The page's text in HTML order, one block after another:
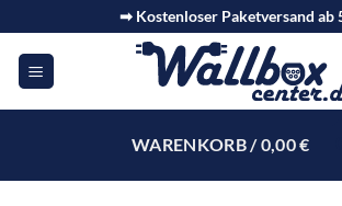
➡ Kostenloser Paketversand ab
WARENKORB /0,00€